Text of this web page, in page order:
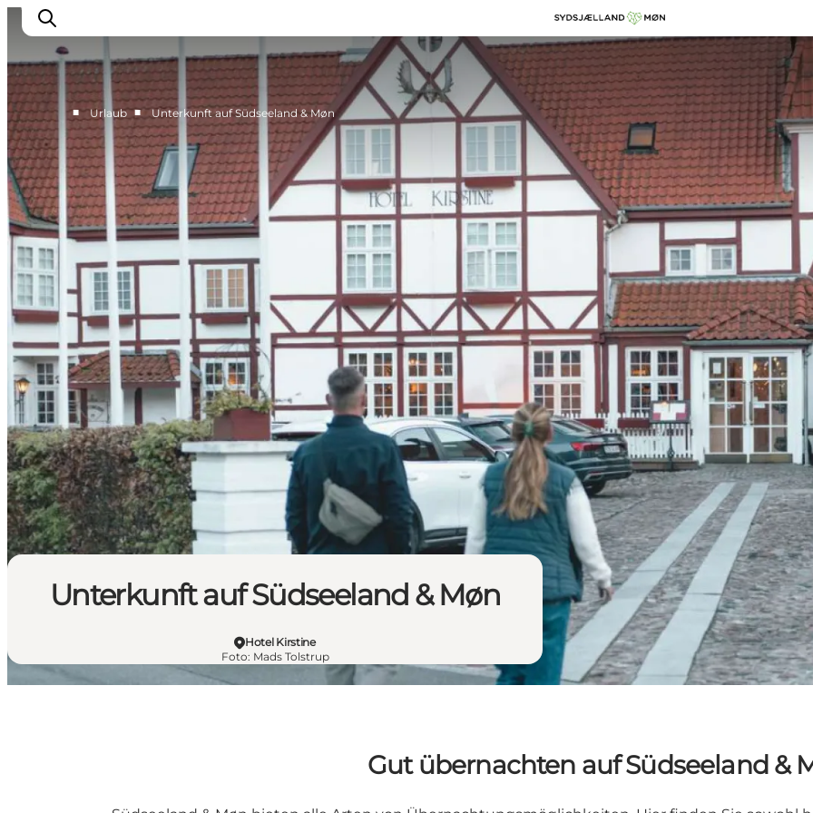
Erleben
Städte und Orte
Events
Essen
Unterkunft
Reise planen
■ Urlaub ■ Unterkunft auf Südseeland & Møn
Unterkunft auf Südseeland & Møn
Hotel Kirstine
Foto: Mads Tolstrup
Gut übernachten auf Südseeland &